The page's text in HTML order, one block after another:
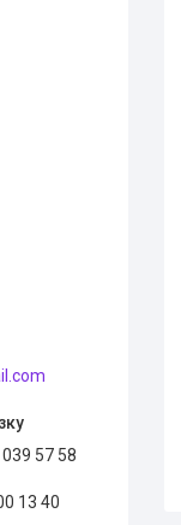
57 58
13 40